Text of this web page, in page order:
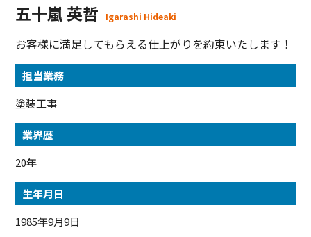
五十嵐 英哲 Igarashi Hideaki
お客様に満足してもらえる仕上がりを約束いたします！
担当業務
塗装工事
業界歴
20年
生年月日
1985年9月9日